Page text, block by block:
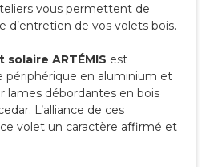
vous permettent de
d’entretien de vos volets bois.
ARTÉMIS est
périphérique en aluminium et
lames débordantes en bois
L’alliance de ces
volet un caractère affirmé et